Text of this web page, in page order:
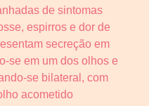
de sintomas
espirros e dor de
secreção em
se em um dos olhos e
se bilateral, com
acometido